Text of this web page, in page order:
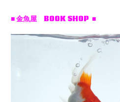
■ 金魚屋 BOOK SHOP ■